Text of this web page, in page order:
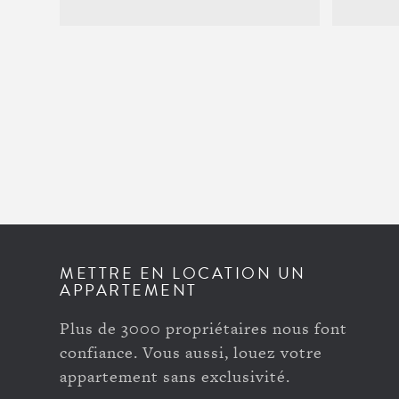
METTRE EN LOCATION UN
APPARTEMENT
Plus de 3000 propriétaires nous font
confiance. Vous aussi, louez votre
appartement sans exclusivité.